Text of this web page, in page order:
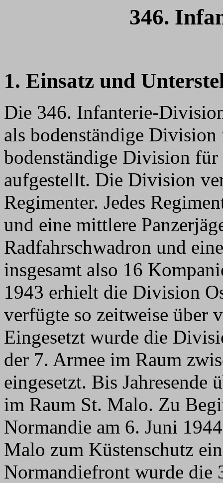
346.
1. Einsatz und
Die 346. Infanterie-
als bodenständige
bodenständige Division
aufgestellt. Die Division
Regimenter. Jedes
und eine mittlere
Radfahrschwadron und
insgesamt also 16
1943 erhielt die Division
verfügte so zeitweise über
Eingesetzt wurde die
der 7. Armee im Raum
eingesetzt. Bis Jahresende
im Raum St. Malo. Zu
Normandie am 6. Juni
Malo zum Küstenschutz
Normandiefront wurde